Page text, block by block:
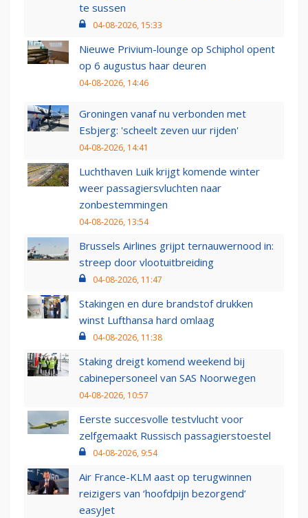
te sussen
04-08-2026, 15:33
Nieuwe Privium-lounge op Schiphol opent
op 6 augustus haar deuren
04-08-2026, 14:46
Groningen vanaf nu verbonden met
Esbjerg: 'scheelt zeven uur rijden'
04-08-2026, 14:41
Luchthaven Luik krijgt komende winter
weer passagiersvluchten naar
zonbestemmingen
04-08-2026, 13:54
Brussels Airlines grijpt ternauwernood in:
streep door vlootuitbreiding
04-08-2026, 11:47
Stakingen en dure brandstof drukken
winst Lufthansa hard omlaag
04-08-2026, 11:38
Staking dreigt komend weekend bij
cabinepersoneel van SAS Noorwegen
04-08-2026, 10:57
Eerste succesvolle testvlucht voor
zelfgemaakt Russisch passagierstoestel
04-08-2026, 9:54
Air France-KLM aast op terugwinnen
reizigers van ‘hoofdpijn bezorgend’
easyJet